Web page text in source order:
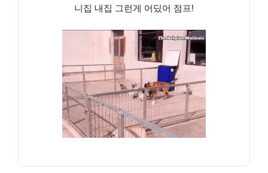
니집 내집 그런게 어딨어 점프!